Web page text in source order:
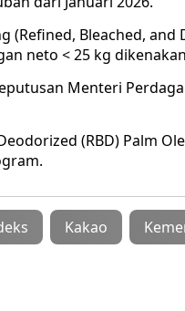
Bleached, and
neto < 25 kg
Menteri
(RBD) Palm
Kakao